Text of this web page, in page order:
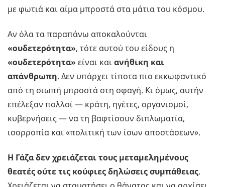
με φωτιά και αίμα μπροστά στα μάτια του κόσμου.
Αν όλα τα παραπάνω αποκαλούνται
«ουδετερότητα», τότε αυτού του είδους η
«ουδετερότητα» είναι καιανήθικη και
απάνθρωπη. Δεν υπάρχει τίποτα πιο εκκωφαντικό
από τη σιωπή μπροστά στη σφαγή. Κι όμως, αυτήν
επέλεξαν πολλοί — κράτη, ηγέτες, οργανισμοί,
κυβερνήσεις — να τη βαφτίσουν διπλωματία,
ισορροπία και «πολιτική των ίσων αποστάσεων».
Η Γάζα δεν χρειάζεται τους μεταμελημένους
θεατές ούτε τις κούφιες δηλώσεις συμπάθειας.